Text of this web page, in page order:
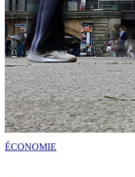
ÉCONOMIE